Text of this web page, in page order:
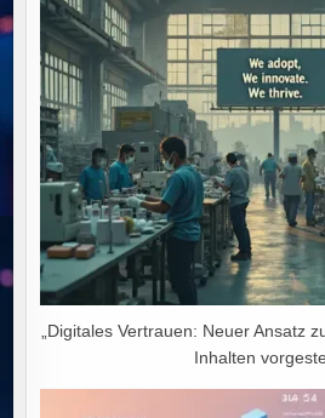
„Digitales Vertrauen: Neuer Ansatz
Inhalten